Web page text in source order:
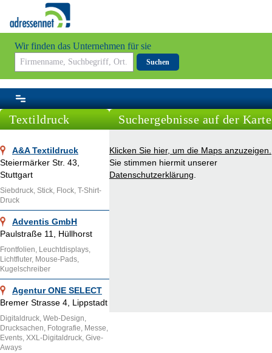
Wir finden das Unternehmen für sie
Suchen
Textildruck
A&A Textildruck
Steiermärker Str. 43,
Stuttgart
Siebdruck, Stick, Flock, T-Shirt-
Druck
Adventis GmbH
Paulstraße 11, Hüllhorst
Frontfolien, Leuchtdisplays,
Lichtfluter, Mouse-Pads,
Kugelschreiber
Agentur ONE SELECT
Bremer Strasse 4, Lippstadt
Digitaldruck, Web-Design,
Drucksachen, Fotografie, Messe,
Events, XXL-Digitaldruck, Give-
Aways
Suchergebnisse auf der Karte
Klicken Sie hier, um die Maps anzuzeigen.
Sie stimmen hiermit unserer
Datenschutzerklärung